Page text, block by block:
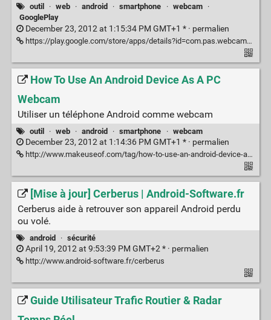
outil · web · android · smartphone · webcam
·
GooglePlay
December 23, 2012 at 1:15:34 PM GMT+1 * · permalien
https://play.google.com/store/apps/details?id=com.pas.webcam&hl=fr
How To Use An Android Device As A PC
Webcam
Utiliser un téléphone Android comme webcam
outil · web · android · smartphone · webcam
December 23, 2012 at 1:14:36 PM GMT+1 * · permalien
http://www.makeuseof.com/tag/how-to-use-an-android-device-as-a-pc-webcam/
[Mise à jour] Cerberus | Android-Software.fr
Cerberus aide à retrouver son appareil Android perdu
ou volé.
android · sécurité
April 19, 2012 at 9:53:39 PM GMT+2 * · permalien
http://www.android-software.fr/cerberus
Guide Utilisateur Trafic Routier & Radar